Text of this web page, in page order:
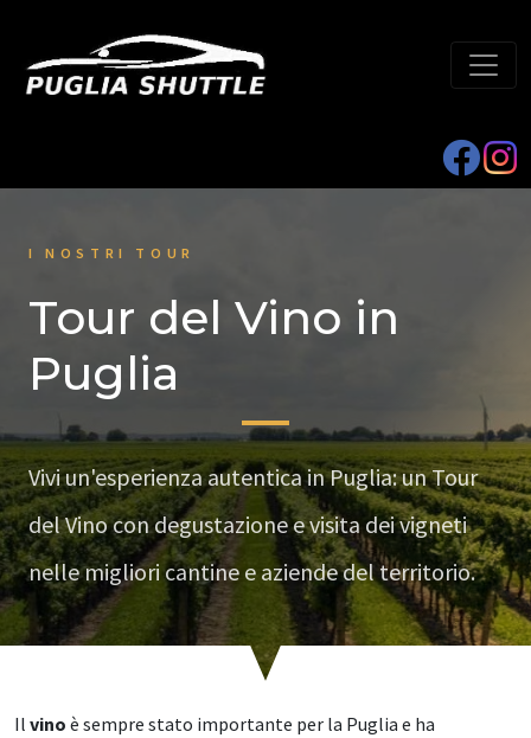
I NOSTRI TOUR
Tour del Vino in
Puglia
Vivi un'esperienza autentica in Puglia: un Tour
del Vino con degustazione e visita dei vigneti
nelle migliori cantine e aziende del territorio.
Il vino è sempre stato importante per la Puglia e ha